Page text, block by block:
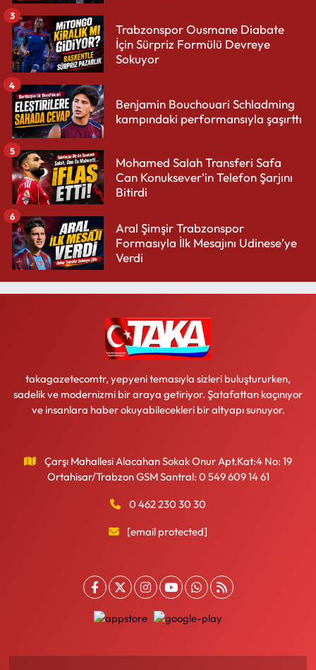
Trabzonspor Ousmane Diabate
İçin Sürpriz Formülü Devreye
Sokuyor
3
Benjamin Bouchouari Schladming
kampındaki performansıyla şaşırttı
4
Mohamed Salah Transferi Safa
Can Konuksever’in Telefon Şarjını
Bitirdi
5
Aral Şimşir Trabzonspor
Formasıyla İlk Mesajını Udinese’ye
Verdi
6
takagazetecomtr, yepyeni temasıyla sizleri buluştururken,
sadelik ve modernizmi bir araya getiriyor. Şatafattan kaçınıyor
ve insanlara haber okuyabilecekleri bir altyapı sunuyor.
Çarşı Mahallesi Alacahan Sokak Onur Apt.Kat:4 No: 19
Ortahisar/Trabzon GSM Santral: 0 549 609 14 61
0 462 230 30 30
[email protected]